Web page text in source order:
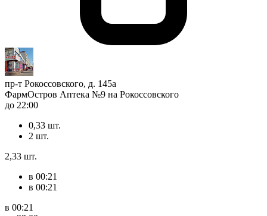
пр-т Рокоссовского, д. 145а
ФармОстров Аптека №9 на Рокоссовского
до 22:00
0,33 шт.
2 шт.
2,33 шт.
в 00:21
в 00:21
в 00:21